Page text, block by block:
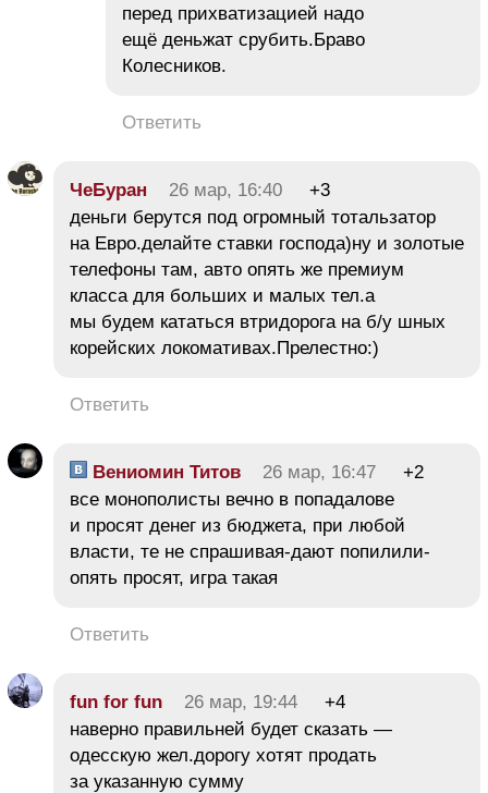
перед прихватизацией надо
ещё деньжат срубить.Браво
Колесников.
Ответить
ЧеБуран 26 мар, 16:40
+3
деньги берутся под огромный тотальзатор
на Евро.делайте ставки господа)ну и золотые
телефоны там, авто опять же премиум
класса для больших и малых тел.а
мы будем кататься втридорога на б/у шных
корейских локомативах.Прелестно:)
Ответить
Вениомин Титов 26 мар, 16:47
+2
все монополисты вечно в попадалове
и просят денег из бюджета, при любой
власти, те не спрашивая-дают попилили-
опять просят, игра такая
Ответить
fun for fun 26 мар, 19:44
+4
наверно правильней будет сказать —
одесскую жел.дорогу хотят продать
за указанную сумму